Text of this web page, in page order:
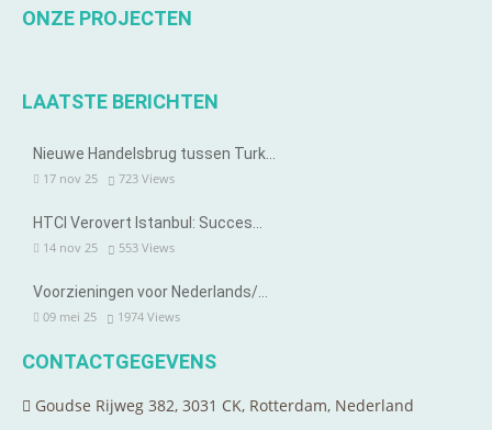
ONZE PROJECTEN
LAATSTE BERICHTEN
Nieuwe Handelsbrug tussen Turk…
17 nov 25 723 Views
HTCI Verovert Istanbul: Succes…
14 nov 25 553 Views
Voorzieningen voor Nederlands/…
09 mei 25 1974 Views
CONTACTGEGEVENS
Goudse Rijweg 382, 3031 CK, Rotterdam, Nederland